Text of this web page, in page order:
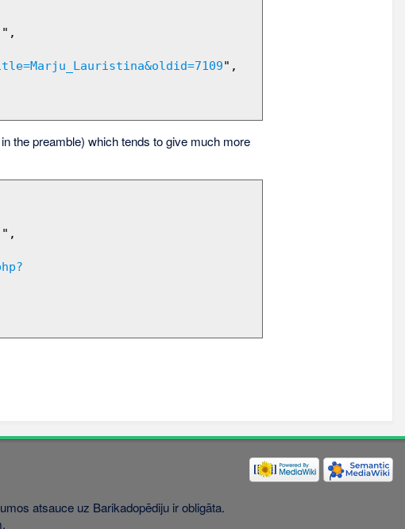
",
the preamble) which tends to give much more
atsauce uz Barikadopēdiju ir obligāta.